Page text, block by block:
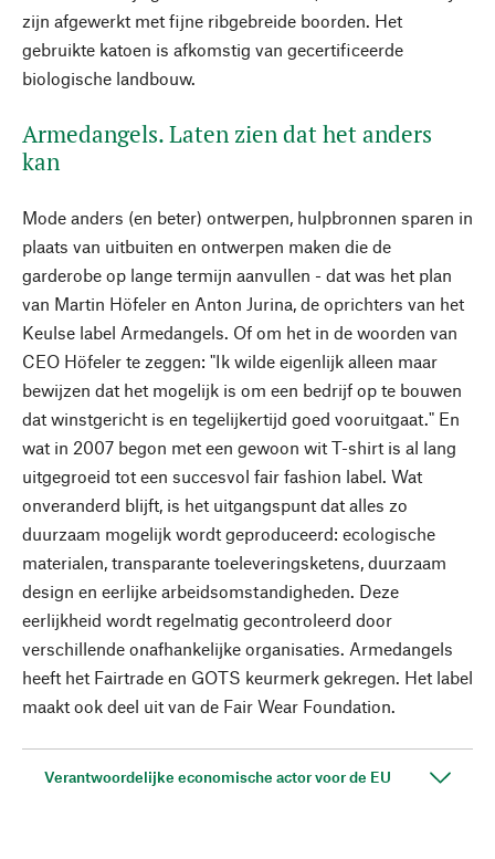
zijn afgewerkt met fijne ribgebreide boorden. Het
gebruikte katoen is afkomstig van gecertificeerde
biologische landbouw.
Armedangels. Laten zien dat het anders
kan
Mode anders (en beter) ontwerpen, hulpbronnen sparen in
plaats van uitbuiten en ontwerpen maken die de
garderobe op lange termijn aanvullen - dat was het plan
van Martin Höfeler en Anton Jurina, de oprichters van het
Keulse label Armedangels. Of om het in de woorden van
CEO Höfeler te zeggen: "Ik wilde eigenlijk alleen maar
bewijzen dat het mogelijk is om een bedrijf op te bouwen
dat winstgericht is en tegelijkertijd goed vooruitgaat." En
wat in 2007 begon met een gewoon wit T-shirt is al lang
uitgegroeid tot een succesvol fair fashion label. Wat
onveranderd blijft, is het uitgangspunt dat alles zo
duurzaam mogelijk wordt geproduceerd: ecologische
materialen, transparante toeleveringsketens, duurzaam
design en eerlijke arbeidsomstandigheden. Deze
eerlijkheid wordt regelmatig gecontroleerd door
verschillende onafhankelijke organisaties. Armedangels
heeft het Fairtrade en GOTS keurmerk gekregen. Het label
maakt ook deel uit van de Fair Wear Foundation.
Verantwoordelijke economische actor voor de EU